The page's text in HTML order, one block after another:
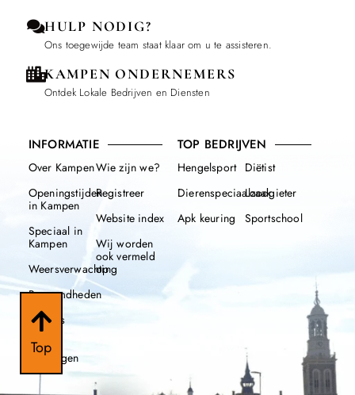
Top
HULP NODIG?
Ons toegewijde team staat klaar om u te assisteren.
KAMPEN ONDERNEMERS
Ontdek Lokale Bedrijven en Diensten
INFORMATIE
Over Kampen
Openingstijden
in Kampen
Speciaal in
Kampen
Weersverwachting
Beroemdheden
Nieuws
112
meldingen
Wie zijn we?
Registreer
Website index
Wij worden
ook vermeld
op
TOP BEDRIJVEN
Hengelsport
Dierenspeciaalzaak
Apk keuring
Diëtist
Loodgieter
Sportschool